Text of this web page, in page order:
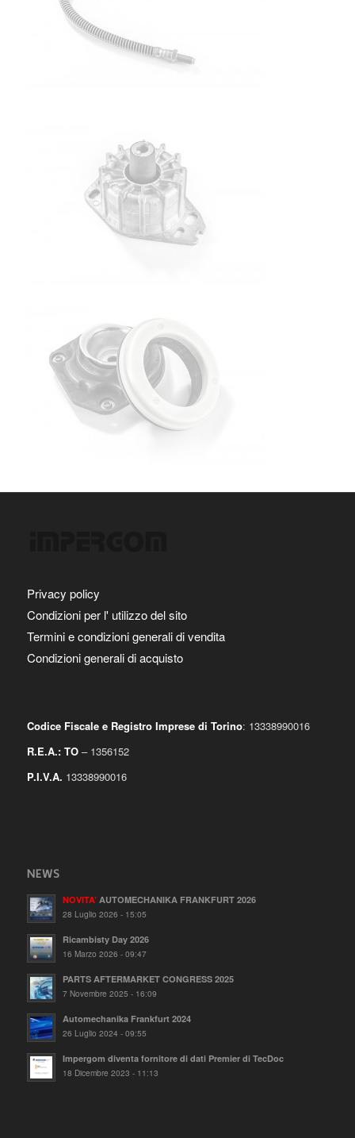
Privacy policy
Condizioni per l' utilizzo del sito
Termini e condizioni generali di vendita
Condizioni generali di acquisto
Codice Fiscale e Registro Imprese di Torino: 13338990016
R.E.A.: TO– 1356152
P.I.V.A. 13338990016
NEWS
NOVITA’AUTOMECHANIKA FRANKFURT 2026
28 Luglio 2026 - 15:05
Ricambisty Day 2026
16 Marzo 2026 - 09:47
PARTS AFTERMARKET CONGRESS 2025
7 Novembre 2025 - 16:09
Automechanika Frankfurt 2024
26 Luglio 2024 - 09:55
Impergom diventa fornitore di dati Premier di TecDoc
18 Dicembre 2023 - 11:13